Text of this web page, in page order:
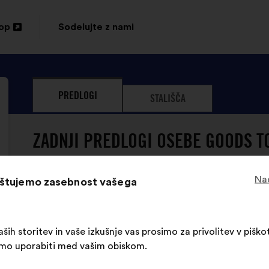
Sodelujte z nami
PREDLOGI STALIŠČA
ZADNJI PREDLOGI OSEBE GOODS
Oseba Goods To Know še ni
zasebnost vašega
storitev in vaše izkušnje vas prosimo za privolitev v
uporabiti med vašim obiskom.